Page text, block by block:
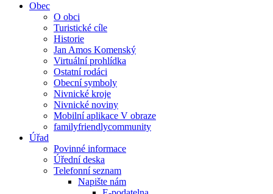
Obec
O obci
Turistické cíle
Historie
Jan Amos Komenský
Virtuální prohlídka
Ostatní rodáci
Obecní symboly
Nivnické kroje
Nivnické noviny
Mobilní aplikace V obraze
familyfriendlycommunity
Úřad
Povinné informace
Úřední deska
Telefonní seznam
Napište nám